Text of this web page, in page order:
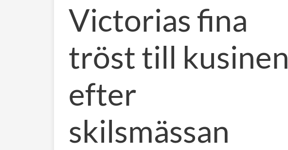
Victorias fina
tröst till kusinen
efter
skilsmässan